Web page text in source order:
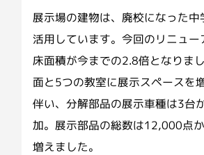
展示場の建物は、廃校になった
活用しています。今回のリニュー
床面積が今までの2.8倍となりま
面と5つの教室に展示スペースを
伴い、分解部品の展示車種は3台
加。展示部品の総数は12,000点
増えました。